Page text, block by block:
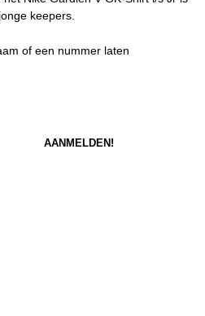
keepers.
of een nummer laten